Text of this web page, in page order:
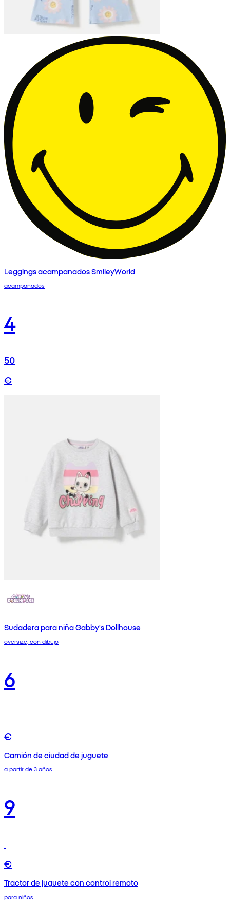
Leggings acampanados SmileyWorld
acampanados
4
50
€
Sudadera para niña Gabby's Dollhouse
oversize, con dibujo
6
€
Camión de ciudad de juguete
a partir de 3 años
9
€
Tractor de juguete con control remoto
para niños